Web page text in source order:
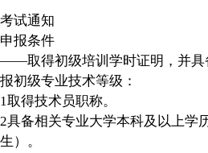
考试通知
申报条件
——取得初级培训学时证明，并具
报初级专业技术等级：
1取得技术员职称。
2具备相关专业大学本科及以上学
生）。